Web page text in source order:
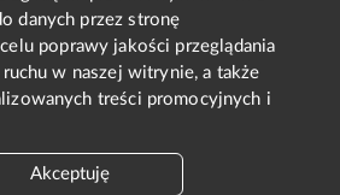
POLSKI
danych przez stronę
poprawy jakości przeglądania
w naszej witrynie, a także
treści promocyjnych i
Akceptuję